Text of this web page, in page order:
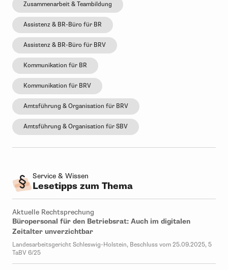
Zusammenarbeit & Teambildung
Assistenz & BR-Büro für BR
Assistenz & BR-Büro für BRV
Kommunikation für BR
Kommunikation für BRV
Amtsführung & Organisation für BRV
Amtsführung & Organisation für SBV
Service & Wissen
Lesetipps zum Thema
Aktuelle Rechtsprechung
Büropersonal für den Betriebsrat: Auch im digitalen
Zeitalter unverzichtbar
Landesarbeitsgericht Schleswig-Holstein, Beschluss vom 25.09.2025, 5
TaBV 6/25